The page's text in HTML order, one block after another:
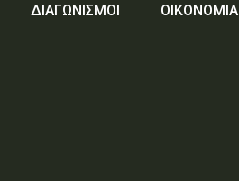
ΔΙΑΓΩΝΙΣΜΟΙ ΟΙΚΟΝΟΜΙΑ